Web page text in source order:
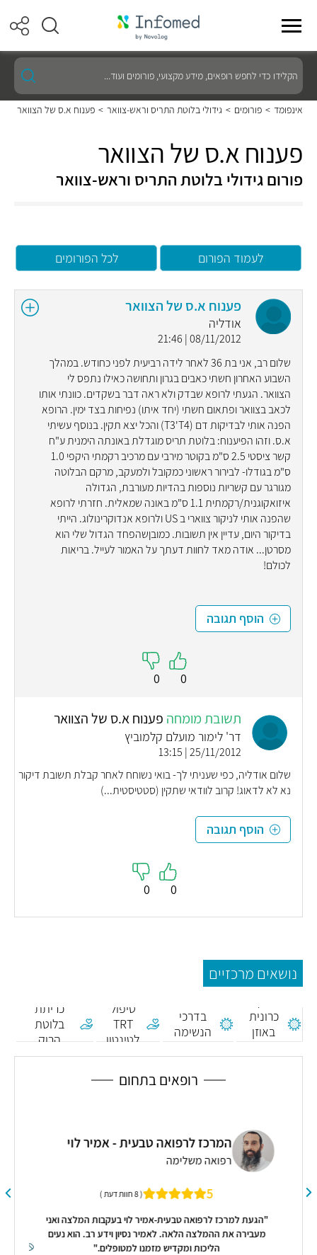
הקלידו
כדי
לחפש
רופאים,
מידע
ועוד...
אינפומד > פורומים > גידולי בלוטת התריס וראש-צוואר > פענוח א.ס של הצוואר
פענוח א.ס של הצוואר
פורום גידולי בלוטת התריס וראש-צוואר
לעמוד הפורום לכל הפורומים
פענוח א.ס של הצוואר
אודליה
08/11/2012 | 21:46
שלום רב, אני בת 36 לאחר לידה רביעית לפני כחודש. במהלך
השבוע האחרון חשתי כאבים בגרון ותחושה כאילו נתפס לי
הצוואר. הגעתי לרופא שבדק ולא ראה דבר בשקדים. כוונתי אותו
לכאב בצוואר ופתאום חשתי (יחד איתו) נפיחות בצד ימין. הרופא
הפנה אותי לבדיקות דם (T3'T4) והכל יצא תקין. בנוסף עשיתי
א.ס. וזהו הפיענוח: בלוטת תריס מוגדלת באונתה הימנית ע"ח
קשר ציסטי 2.5 ס"מ בקוטר מירבי עם מרכיב רקמתי היקפי 1.0
ס"מ בגודלו- לבירור ראשוני כמקובל ולמעקב, מרקם הבלוטה
מגורגר עם קשריות נוספות בהדיות מעורבת, הגדולה
איזואקוגנית/רקמתית 1.1 ס"מ באונה שמאלית. חזרתי לרופא
שהפנה אותי לניקור צווארי ב US ולרופא אנדוקרינולוג. הייתי
בדיקור היום, עדיין אין תשובות. כמובןשהפחד הגדול שלי הוא
מסרטן... אודה מאד לחוות דעתך על האמור לעייל. בריאות
לכולם!
הוסף תגובה
0
0
תשובת מומחה פענוח א.ס של הצוואר
דר' לימור מועלם קלמוביץ
25/11/2012 | 13:15
שלום אודליה, כפי שעניתי לך- בואי נשוחח לאחר קבלת תשובת דיקור
נא לא לדאוג! קרוב לוודאי שתקין (סטטיסטית...)
הוסף תגובה
0
0
נושאים מרכזיים
כרונית
באוזן
חיצונית
בדרכי
הנשימה
העליונות
טיפול
TRT
לטינטון
כריתת
בלוטת
הרוק
(פארוטיס)
רופאים בתחום
המרכז לרפואה טבעית - אמיר לוי
רפואה משלימה
5 ( 8 חוות דעת )
"הגעת למרכז לרפואה טבעית-אמיר לוי בעקבות המלצה ואני
מעבירה את ההמלצה הלאה. לאמיר נסיון וידע רב. הוא נעים
הליכות ומקדיש מזמנו למטופלים."